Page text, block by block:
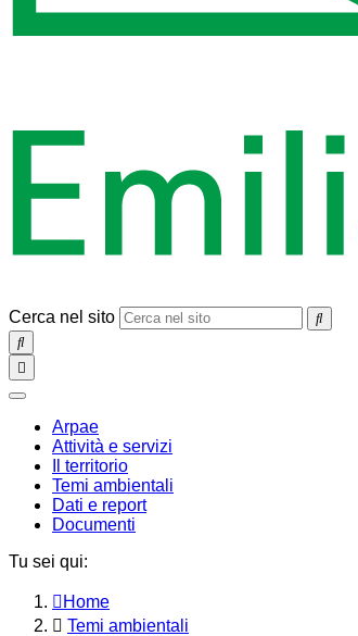
Cerca nel sito
SEARCH
Toggle
navigation
chiudi
Arpae
Attività e servizi
Il territorio
Temi ambientali
Dati e report
Documenti
Tu sei qui:
Home
Temi ambientali